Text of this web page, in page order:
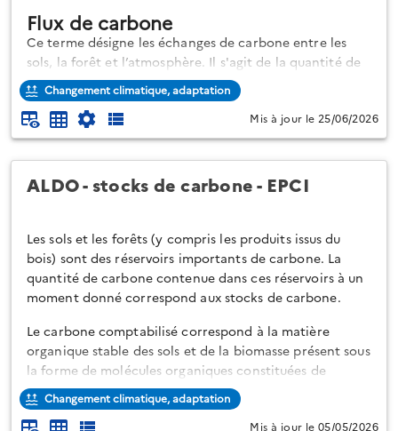
Flux de carbone
Ce terme désigne les échanges de carbone entre les
sols, la forêt et l’atmosphère. Il s'agit de la quantité de
carbone qui est émise (émission nette) ou captée et
séquestrée (séquestration nette) chaque année.
La séquestration nette de dioxyde de carbone (CO2) ou
territoire, des stocks de carbone sous forme de matière
organique dans les sols...
Changement climatique, adaptation
Mis à jour le 25/06/2026
ALDO - stocks de carbone - EPCI
Les sols et les forêts (y compris les produits issus du
bois) sont des réservoirs importants de carbone. La
quantité de carbone contenue dans ces réservoirs à un
moment donné correspond aux stocks de carbone.
Le carbone comptabilisé correspond à la matière
organique stable des sols et de la biomasse présent sous
la forme de molécules organiques constituées de
chaînes carbonées : cellulose, lignine, protéines, etc.
L'unité est donc le kgC ou tC.
Changement climatique, adaptation
Mis à jour le 05/05/2026